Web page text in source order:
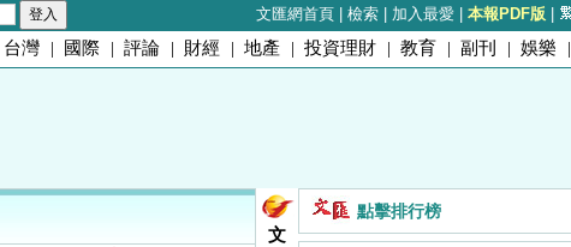
文匯網首頁 檢索 加入最愛 本報PDF版
台灣 | 國際 | 評論 | 財經 | 地產 | 投資理財 | 教育 | 副刊 | 娛樂 |
文
點擊排行榜